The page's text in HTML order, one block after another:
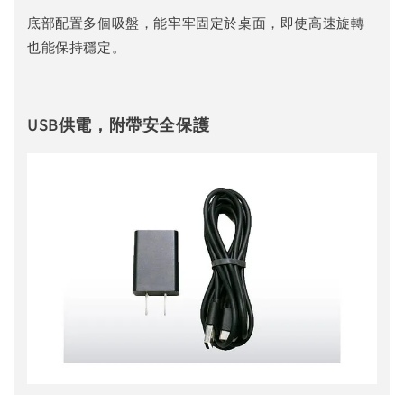
底部配置多個吸盤，能牢牢固定於桌面，即使高速旋轉
也能保持穩定。
USB供電，附帶安全保護